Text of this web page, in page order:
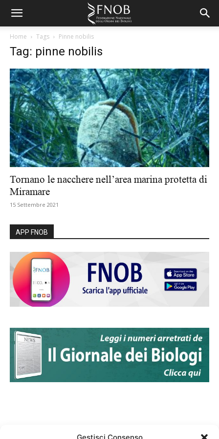
Home Tags Pinne nobilis
Tag: pinne nobilis
Tornano le nacchere nell’area marina protetta di
Miramare
15 Settembre 2021
APP FNOB